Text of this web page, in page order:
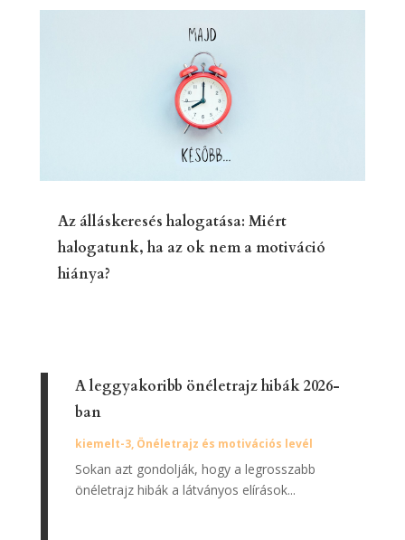
Az álláskeresés halogatása: Miért
halogatunk, ha az ok nem a motiváció
hiánya?
A leggyakoribb önéletrajz hibák 2026-
ban
kiemelt-3, Önéletrajz és motivációs levél
Sokan azt gondolják, hogy a legrosszabb
önéletrajz hibák a látványos elírások...